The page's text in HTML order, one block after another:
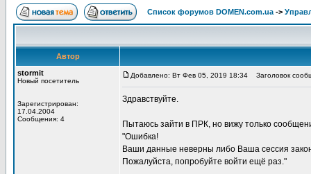
Список форумов DOMEN.com.ua ->
Автор
stormit
Новый посетитель
Зарегистрирован:
17.04.2004
Сообщения: 4
Добавлено: Вт Фев 05, 2019 18:34 Заголовок
Здравствуйте.
Пытаюсь зайти в ПРК, но вижу только
"Ошибка!
Ваши данные неверны либо Ваша сессия
Пожалуйста, попробуйте войти ещё раз."